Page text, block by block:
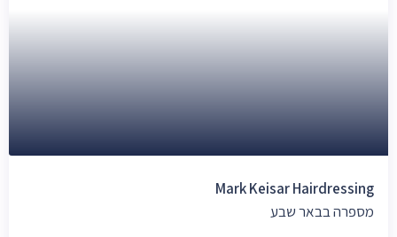
Mark Keisar Hairdressing
מספרה בבאר שבע